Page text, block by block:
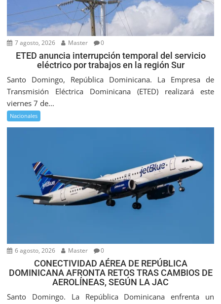
7 agosto, 2026 Master 0
ETED anuncia interrupción temporal del servicio
eléctrico por trabajos en la región Sur
Santo Domingo, República Dominicana. La Empresa de
Transmisión Eléctrica Dominicana (ETED) realizará este
viernes 7 de...
Nacionales
6 agosto, 2026 Master 0
CONECTIVIDAD AÉREA DE REPÚBLICA
DOMINICANA AFRONTA RETOS TRAS CAMBIOS DE
AEROLÍNEAS, SEGÚN LA JAC
Santo Domingo. La República Dominicana enfrenta un